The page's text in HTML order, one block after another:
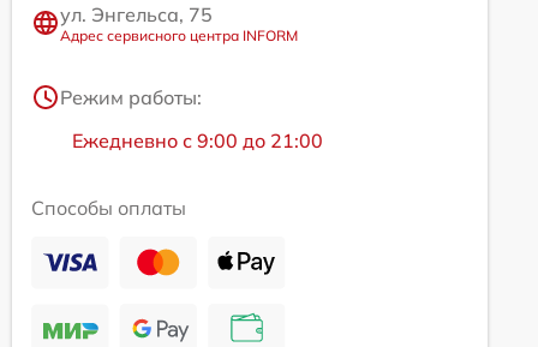
ул. Энгельса, 75
Адрес сервисного центра INFORM
Режим работы:
Ежедневно с 9:00 до 21:00
Способы оплаты